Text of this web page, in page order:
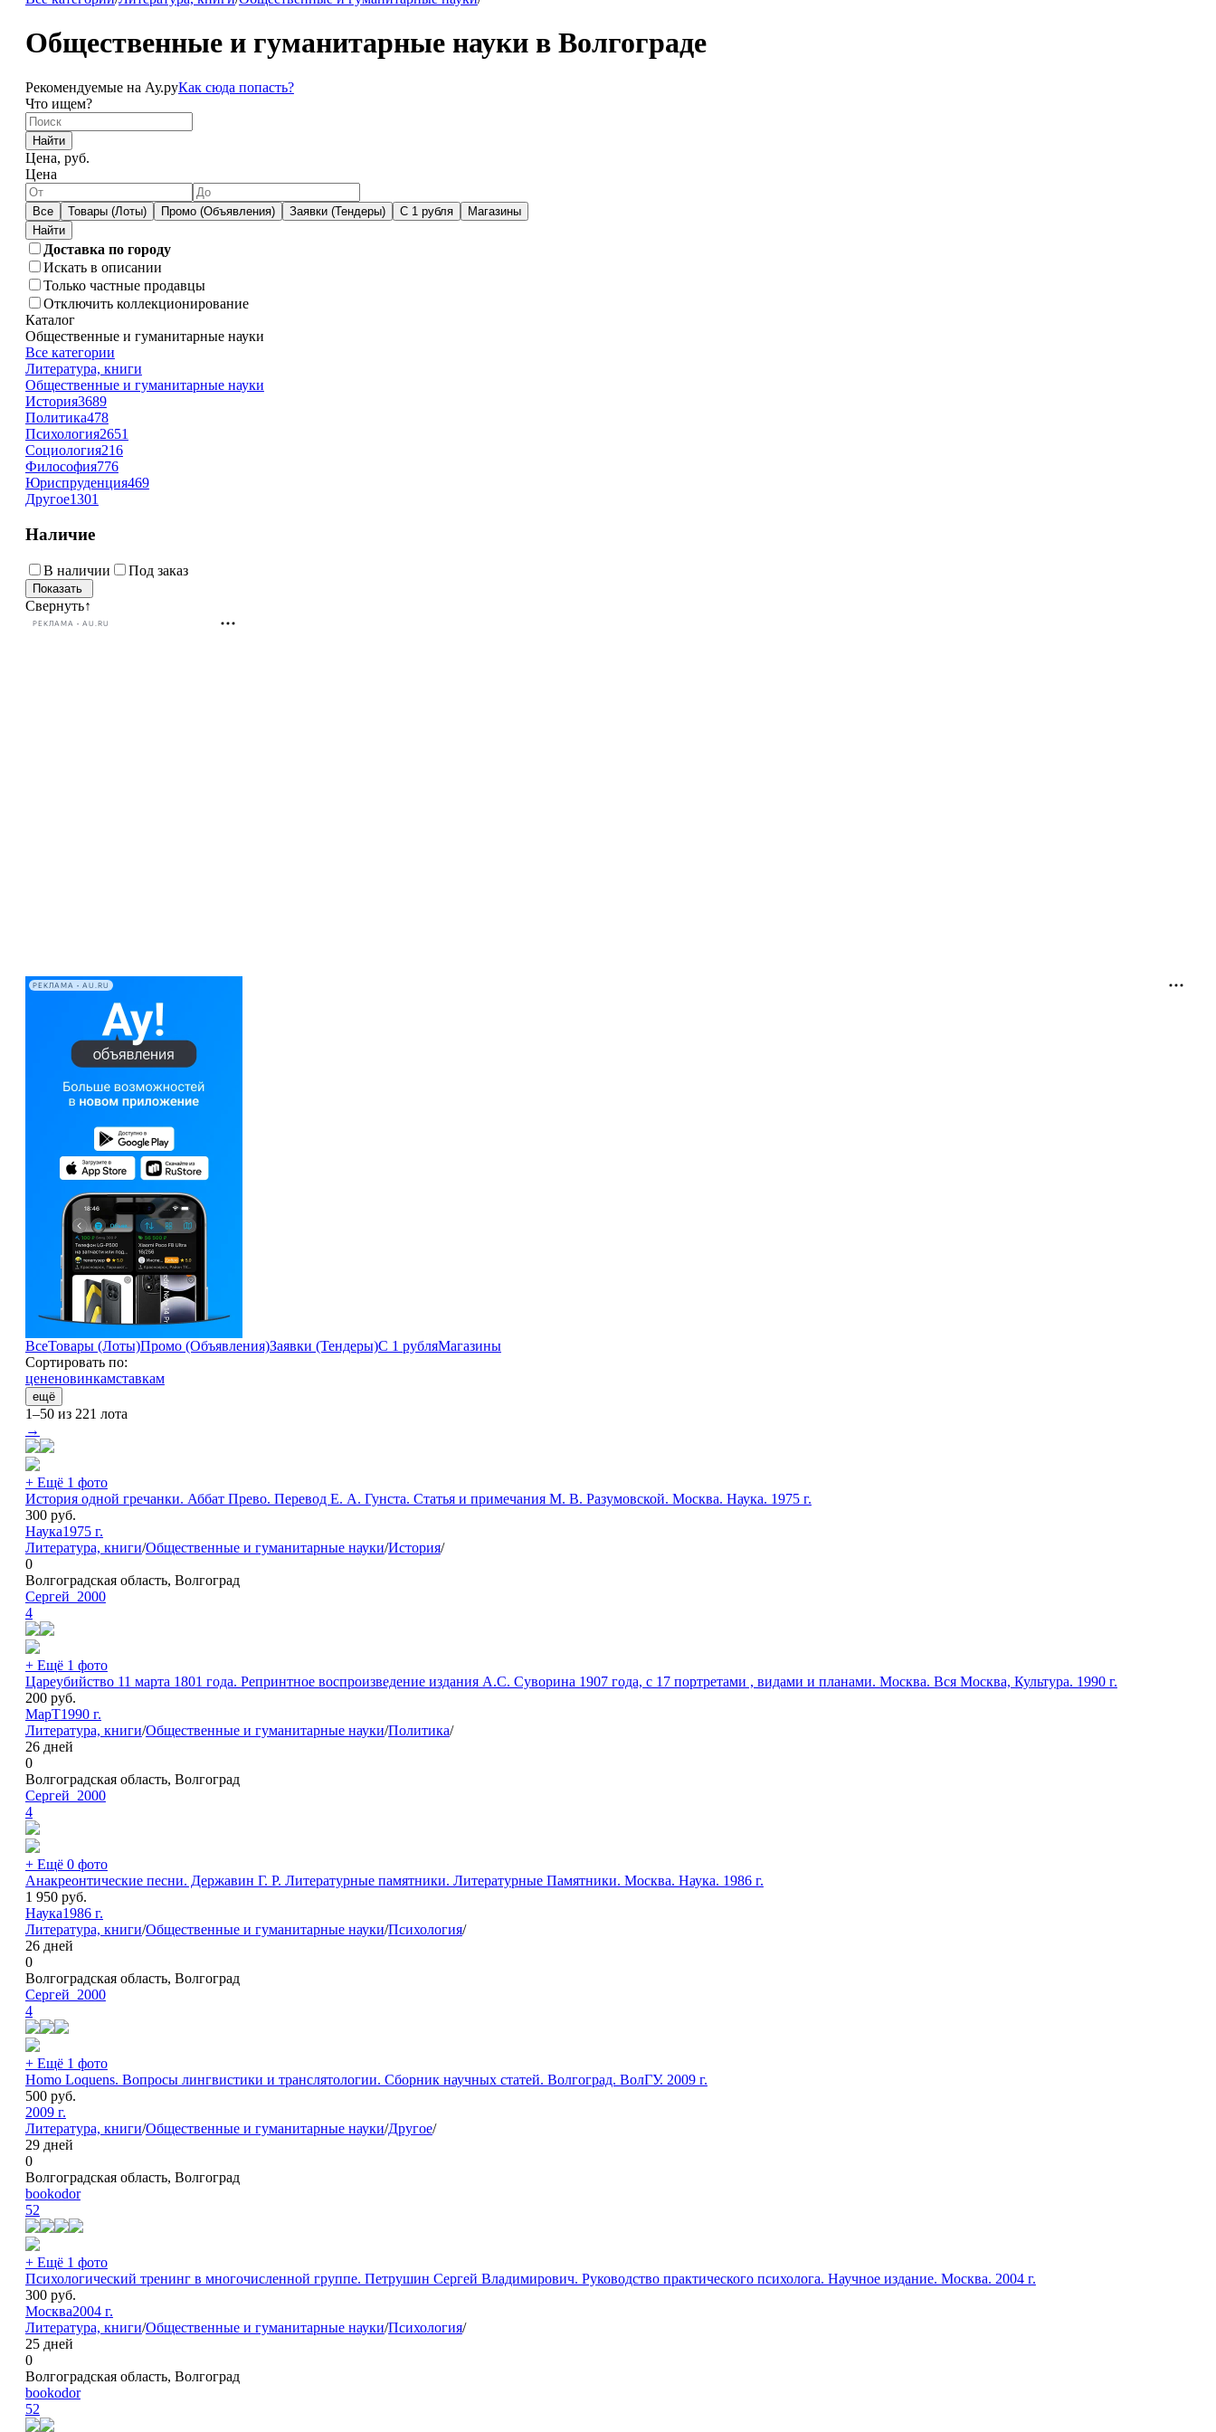
Общественные и гуманитарные науки в Волгограде
Рекомендуемые на Ау.руКак сюда попасть?
Что ищем?
Найти
Цена, руб.
Цена
Все Товары (Лоты) Промо (Объявления) Заявки (Тендеры) С 1 рубля Магазины
Доставка по городу
Искать в описании
Только частные продавцы
Отключить коллекционирование
Каталог
Общественные и гуманитарные науки
Все категории
Литература, книги
Общественные и гуманитарные науки
История3689
Политика478
Психология2651
Социология216
Философия776
Юриспруденция469
Другое1301
Наличие
В наличии Под заказ
Свернуть↑
РЕКЛАМА • AU.RU
РЕКЛАМА • AU.RU
ВсеТовары (Лоты)Промо (Объявления)Заявки (Тендеры)С 1 рубляМагазины
Сортировать по:
цененовинкамставкам
ещё
1–50 из 221 лота
→
+ Ещё 1 фото
История одной гречанки. Аббат Прево. Перевод Е. А. Гунста. Статья и примечания М. В. Разумовской. Москва. Наука. 1975 г.
300 руб.
Наука1975 г.
Литература, книги/Общественные и гуманитарные науки/История/
0
Волгоградская область, Волгоград
Сергей_2000
4
+ Ещё 1 фото
Цареубийство 11 марта 1801 года. Репринтное воспроизведение издания А.С. Суворина 1907 года, с 17 портретами , видами и планами. Москва. Вся Москва, Культура. 1990 г.
200 руб.
МарТ1990 г.
Литература, книги/Общественные и гуманитарные науки/Политика/
26 дней
0
Волгоградская область, Волгоград
Сергей_2000
4
+ Ещё 0 фото
Анакреонтические песни. Державин Г. Р. Литературные памятники. Литературные Памятники. Москва. Наука. 1986 г.
1 950 руб.
Наука1986 г.
Литература, книги/Общественные и гуманитарные науки/Психология/
26 дней
0
Волгоградская область, Волгоград
Сергей_2000
4
+ Ещё 1 фото
Homo Loquens. Вопросы лингвистики и транслятологии. Сборник научных статей. Волгоград. ВолГУ. 2009 г.
500 руб.
2009 г.
Литература, книги/Общественные и гуманитарные науки/Другое/
29 дней
0
Волгоградская область, Волгоград
bookodor
52
+ Ещё 1 фото
Психологический тренинг в многочисленной группе. Петрушин Сергей Владимирович. Руководство практического психолога. Научное издание. Москва. 2004 г.
300 руб.
Москва2004 г.
Литература, книги/Общественные и гуманитарные науки/Психология/
25 дней
0
Волгоградская область, Волгоград
bookodor
52